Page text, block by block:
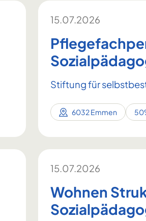
15.07.2026
Stiftung für
6032 Emmen
15.07.2026
Wohnen